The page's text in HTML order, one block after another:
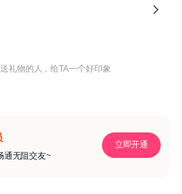
礼物的人，给TA一个好印象
通无阻交友~
立即开通